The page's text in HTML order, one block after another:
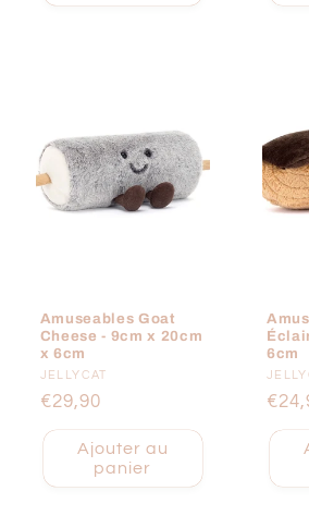
Amuseables Goat
Cheese - 9cm x 20cm
x 6cm
Fournisseur :
JELLYCAT
Prix
habituel
€29,90
Ajouter au
panier
6cm
Prix